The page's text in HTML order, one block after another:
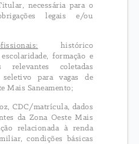
necessária para o
legais e/ou
histórico
formação e
relevantes coletadas
para vagas de
Mais Saneamento;
CDC/matrícula, dados
da Zona Oeste Mais
relacionada à renda
condições básicas